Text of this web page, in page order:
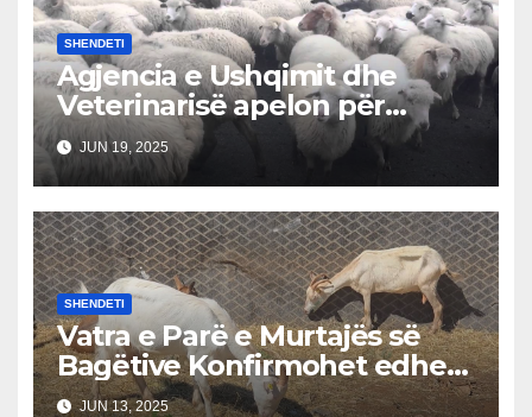
SHENDETI
Agjencia e Ushqimit dhe
Veterinarisë apelon për
kujdes: Rrezik i shpërthimit të
murtajës së bagëtive nga
Shqipëria në Kosovë
JUN 19, 2025
SHENDETI
Vatra e Parë e Murtajës së
Bagëtive Konfirmohet edhe
në Korçë, Alarm në Jug
JUN 13, 2025